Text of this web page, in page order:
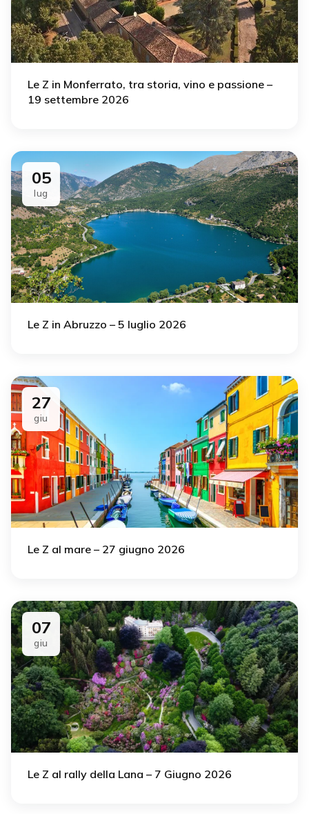
Le Z in Monferrato, tra storia, vino e passione –
19 settembre 2026
05
lug
Le Z in Abruzzo – 5 luglio 2026
27
giu
Le Z al mare – 27 giugno 2026
07
giu
Le Z al rally della Lana – 7 Giugno 2026